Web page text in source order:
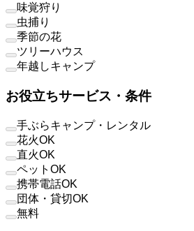
味覚狩り
虫捕り
季節の花
ツリーハウス
年越しキャンプ
お役立ちサービス・条件
手ぶらキャンプ・レンタル
花火OK
直火OK
ペットOK
携帯電話OK
団体・貸切OK
無料